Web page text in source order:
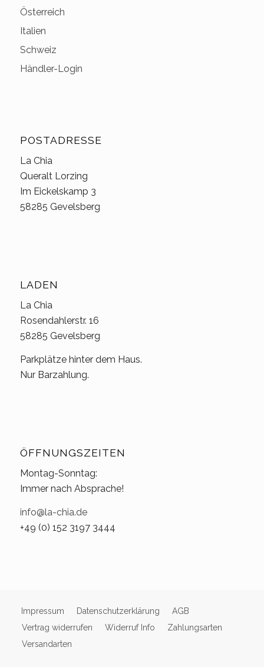
Österreich
Italien
Schweiz
Händler-Login
POSTADRESSE
La Chia
Queralt Lorzing
Im Eickelskamp 3
58285 Gevelsberg
LADEN
La Chia
Rosendahlerstr. 16
58285 Gevelsberg
Parkplätze hinter dem Haus.
Nur Barzahlung.
ÖFFNUNGSZEITEN
Montag-Sonntag:
Immer nach Absprache!
info@la-chia.de
+49 (0) 152 3197 3444
Impressum Datenschutzerklärung
AGB
Vertrag widerrufen
Widerruf Info
Zahlungsarten
Versandarten